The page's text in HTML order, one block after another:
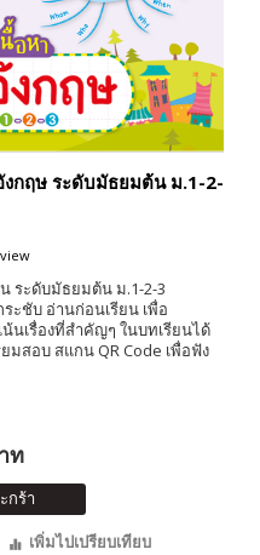
งกฤษ ระดับมัธยมต้น ม.1-2-
ระดับมัธยมต้น ม.1-2-3
ะชับ อ่านก่อนเรียน เพื่อ
นเรื่องที่สำคัญๆ ในบทเรียนได้
มสอบ สแกน QR Code เพื่อฟัง
ท
กร้า
เพิ่มไปเปรียบเทียบ